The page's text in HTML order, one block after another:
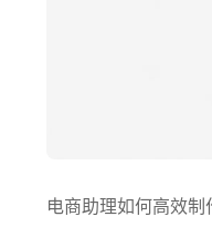
电商助理如何高效